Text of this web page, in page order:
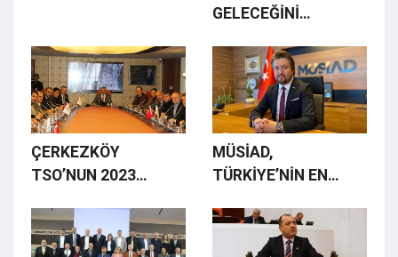
GELECEĞİNİ
KURGULAYALIM”
ÇERKEZKÖY
TSO’NUN 2023
MİLYON
MÜSİAD,
TÜRKİYE’NİN EN
FUARINA
HAZIRLANIYOR